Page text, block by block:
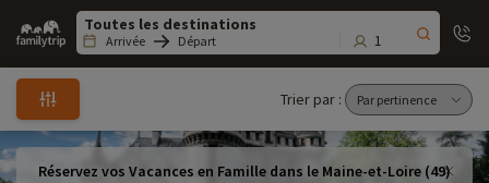
Family
trip
Arrivée Départ 1
Trier par :
Réservez vos Vacances en Famille dans le Maine-et-Loire (49)